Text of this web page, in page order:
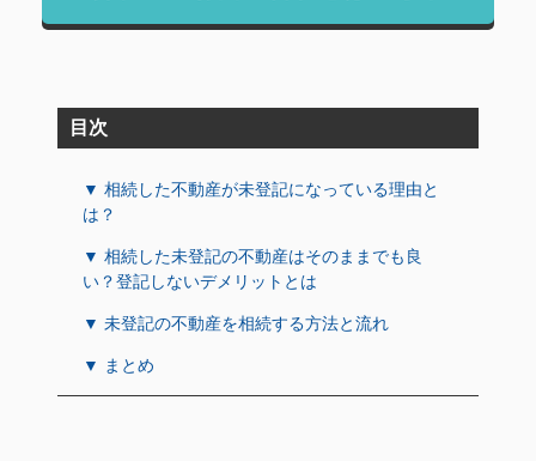
目次
▼ 相続した不動産が未登記になっている理由と
は？
▼ 相続した未登記の不動産はそのままでも良
い？登記しないデメリットとは
▼ 未登記の不動産を相続する方法と流れ
▼ まとめ